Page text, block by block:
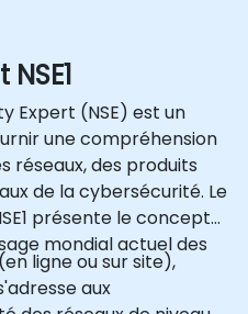
Expert (NSE) est un
une compréhension
réseaux, des produits
de la cybersécurité. Le
présente le concept
mondial actuel des
ligne ou sur site),
aux